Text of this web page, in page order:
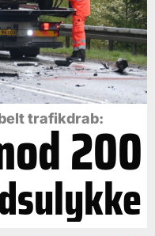
trafikdrab:200